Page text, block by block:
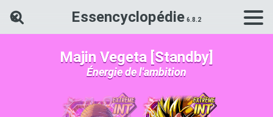
Essencyclopédie
Rechercher une carte Dokkan
Majin Vegeta [Standby]
Énergie de l'ambition